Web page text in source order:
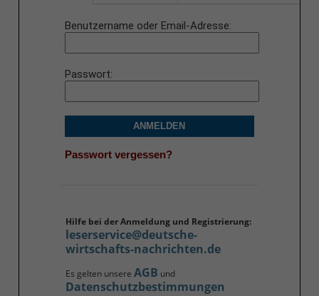
Benutzername oder Email-Adresse
Passwort
ANMELDEN
Passwort vergessen?
Hilfe bei der Anmeldung und Registrierung:
leserservice@deutsche-
wirtschafts-nachrichten.de
Es gelten unsere AGB und
Datenschutzbestimmungen